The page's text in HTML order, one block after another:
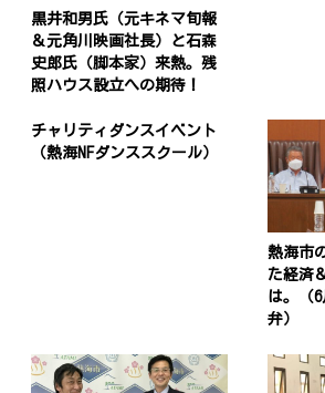
黒井和男氏（元キネマ旬報
＆元角川映画社長）と石森
史郎氏（脚本家）来熱。残
照ハウス設立への期待！
チャリティダンスイベント
（熱海NFダンススクール）
熱海市
た経済
は。（
弁）